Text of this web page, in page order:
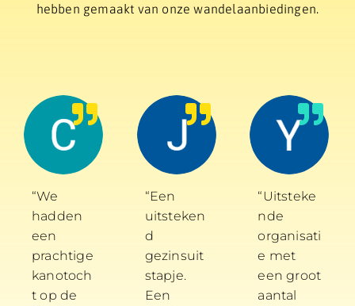
hebben gemaakt van onze wandelaanbiedingen.
“We
hadden
een
prachtige
kanotoch
t op de
“Een
uitsteken
d
gezinsuit
stapje.
Een
“Uitsteke
nde
organisati
e met
een groot
aantal